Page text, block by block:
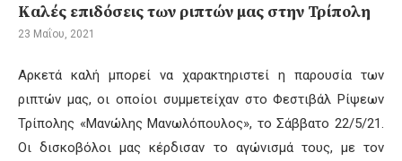
Καλές επιδόσεις των ριπτών μας στην Τρίπολη
23 Μαΐου, 2021
Αρκετά καλή μπορεί να χαρακτηριστεί η παρουσία των
ριπτών μας, οι οποίοι συμμετείχαν στο Φεστιβάλ Ρίψεων
Τρίπολης «Μανώλης Μανωλόπουλος», το Σάββατο 22/5/21.
Οι δισκοβόλοι μας κέρδισαν το αγώνισμά τους, με τον